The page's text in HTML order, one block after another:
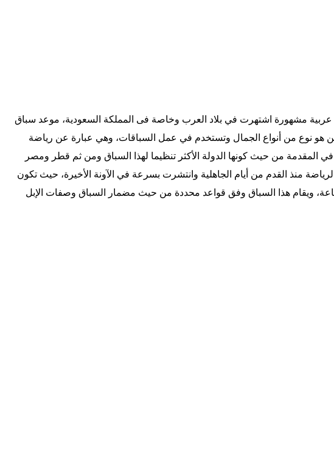
عربية مشهورة اشتهرت في بلاد العرب وخاصة فى المملكة السعودية، موعد سباق
هو نوع من أنواع الجمال وتستخدم في عمل السباقات، وهي عبارة عن رياضة
في المقدمة من حيث كونها الدولة الأكثر تنظيما لهذا السباق ومن ثم قطر ومصر
منذ القدم من أيام الجاهلية وانتشرت بسرعة في الآونة الأخيرة، حيث تكون
متر فى الساعة، ويقام هذا السباق وفق قواعد محددة من حيث مضمار السباق وصفات الإبل